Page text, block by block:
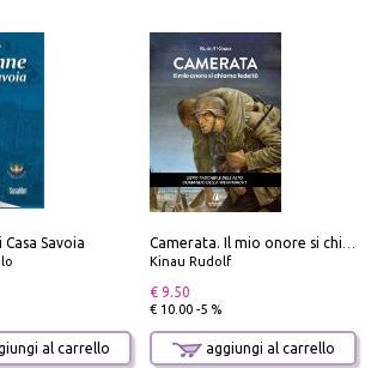
Savoia
al carrello
Kinau Rudolf
€ 9.50
€ 10.00 -5 %
aggiungi al carrello